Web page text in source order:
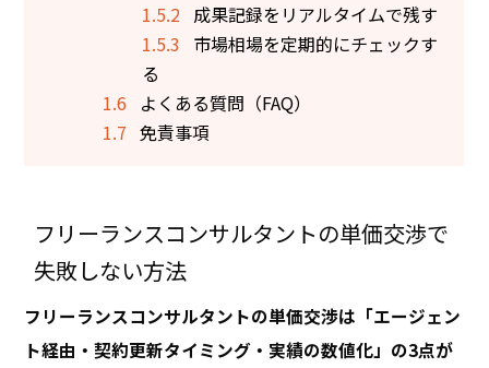
1.5.2 成果記録をリアルタイムで残す
1.5.3 市場相場を定期的にチェックす
る
1.6
よくある質問（FAQ）
1.7 免責事項
フリーランスコンサルタントの単価交渉で
失敗しない方法
フリーランスコンサルタントの単価交渉は「エージェン
ト経由・契約更新タイミング・実績の数値化」の3点が